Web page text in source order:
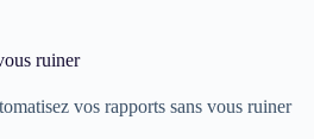
ruiner
vos rapports sans vous ruiner